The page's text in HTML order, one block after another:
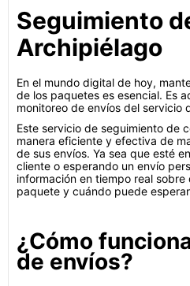
Seguimiento
Archipiélago
En el mundo digital de hoy,
de los paquetes es esencial. Es
monitoreo de envíos del servicio
Este servicio de seguimiento de
manera eficiente y efectiva de
de sus envíos. Ya sea que esté
cliente o esperando un envío
información en tiempo real
paquete y cuándo puede
¿Cómo
de envíos?